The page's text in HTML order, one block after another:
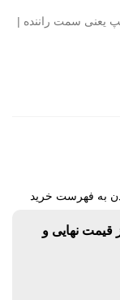
سمت راننده |
به فهرست خرید
قیمت نهایی و